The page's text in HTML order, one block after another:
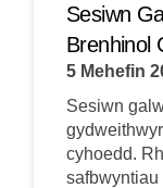
Sesiwn
Brenhinol
5 Mehefin
Sesiwn
cyhoedd.
safbwyntiau